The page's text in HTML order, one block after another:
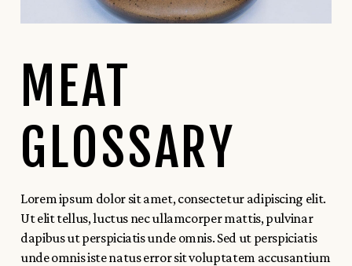
MEAT
GLOSSARY
Lorem ipsum dolor sit amet, consectetur adipiscing elit.
Ut elit tellus, luctus nec ullamcorper mattis, pulvinar
dapibus ut perspiciatis unde omnis. Sed ut perspiciatis
unde omnis iste natus error sit voluptatem accusantium